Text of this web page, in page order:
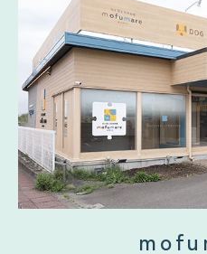
2026.08.04
サンゴが白くなる「白化現象」と
は？原因と対策をわかりやすく解
説